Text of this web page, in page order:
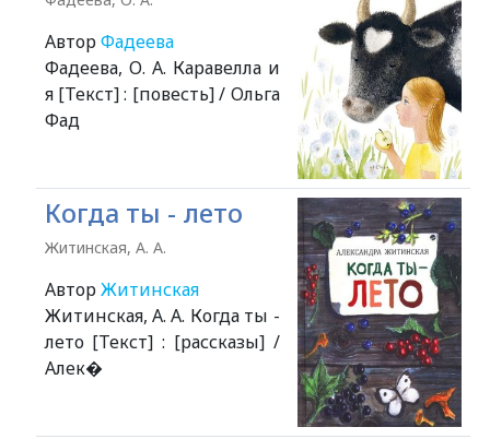
АвторФадеева
Фадеева, О. А. Каравелла и
я [Текст] : [повесть] / Ольга
Фад
Когда ты - лето
Житинская, А. А.
АвторЖитинская
Житинская, А. А. Когда ты -
лето [Текст] : [рассказы] /
Алек�